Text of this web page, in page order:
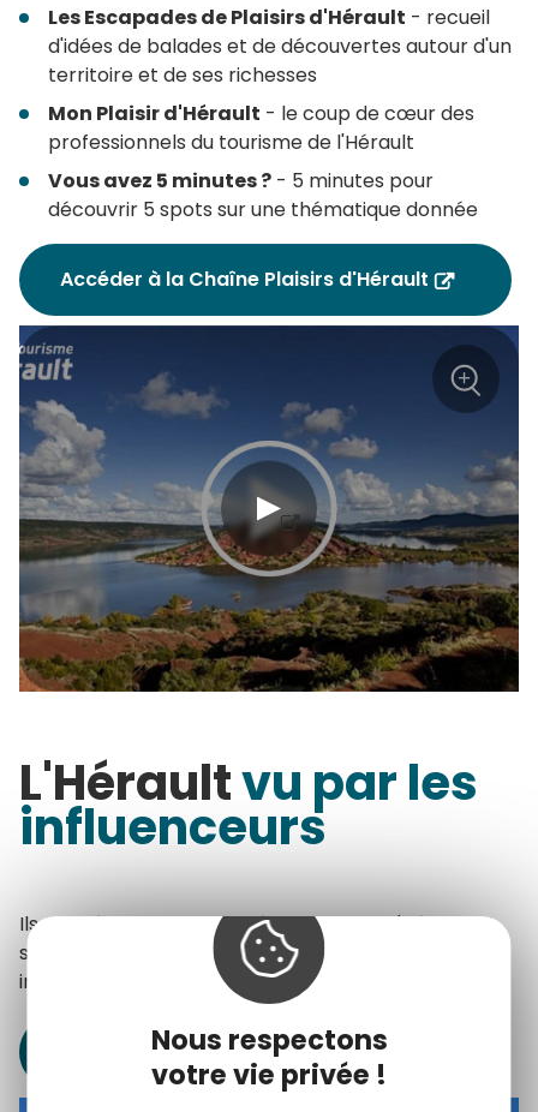
Nous respectons
votre vie privée !
Les Escapades de Plaisirs d'Hérault - recueil
d'idées de balades et de découvertes autour d'un
territoire et de ses richesses
Mon Plaisir d'Hérault - le coup de cœur des
professionnels du tourisme de l'Hérault
Vous avez 5 minutes ? - 5 minutes pour
découvrir 5 spots sur une thématique donnée
Accéder à la Chaîne Plaisirs d'Hérault
+
L'Héraultvu par les
influenceurs
Ils ont vécu de belles expériences dans l'Hérault et
s'en font le relais sur leurs blogs. De jolies aventures
inspirantes.
Suivre leurs expériences